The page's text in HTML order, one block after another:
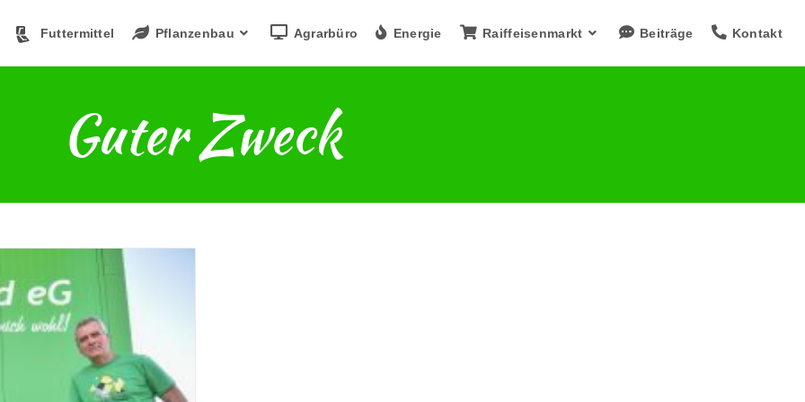
Futtermittel Pflanzenbau Agrarbüro Energie Raiffeisenmarkt Beiträge Kontakt
Guter Zweck